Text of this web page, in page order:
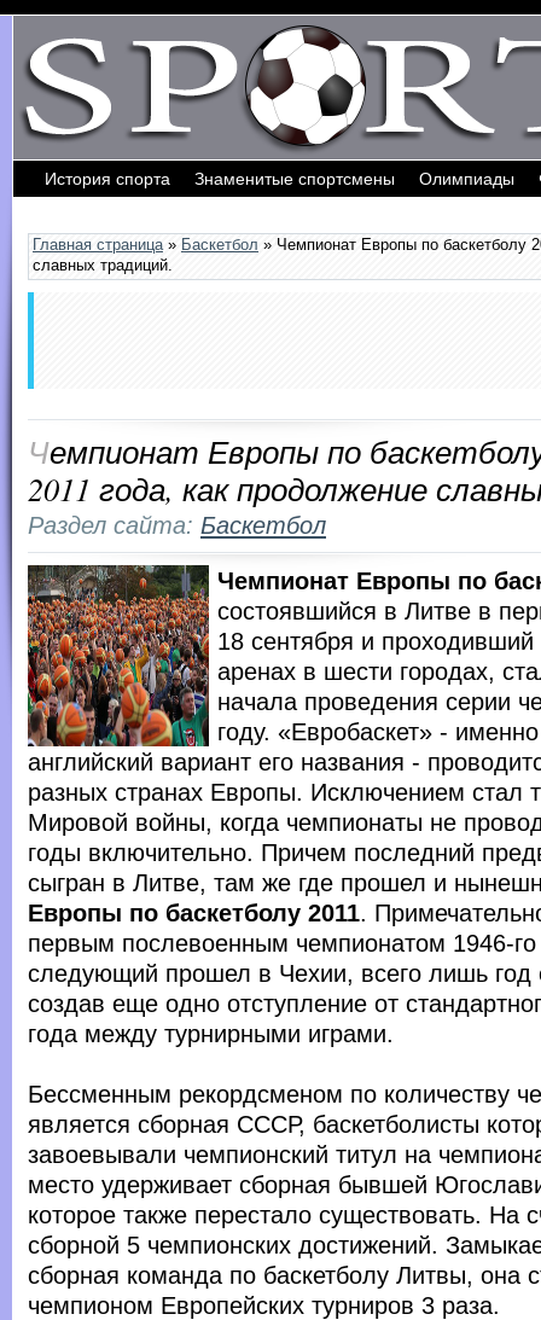
История спорта Знаменитые спортсмены Олимпиады
Главная страница» Баскетбол » Чемпионат Европы по баскетболу
славных традиций.
Чемпионат Европы по баскетболу
2011 года, как продолжение
Раздел сайта: Баскетбол
Чемпионат Европы по
состоявшийся в Литве в
18 сентября и
аренах в шести городах,
начала проведения серии
году. «Евробаскет» - именно
английский вариант его названия -
разных странах Европы. Исключением стал
Мировой войны, когда чемпионаты не
годы включительно. Причем последний
сыгран в Литве, там же где прошел и
Европы по баскетболу 2011.
первым послевоенным чемпионатом 1946-
следующий прошел в Чехии, всего лишь год
создав еще одно отступление от
года между турнирными играми.
Бессменным рекордсменом по количеству
является сборная СССР, баскетболисты
завоевывали чемпионский титул на
место удерживает сборная бывшей
которое также перестало существовать. На
сборной 5 чемпионских достижений.
сборная команда по баскетболу Литвы, она
чемпионом Европейских турниров 3 раза.